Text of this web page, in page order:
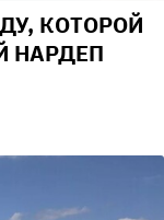
КОТОРОЙ
НАРДЕП